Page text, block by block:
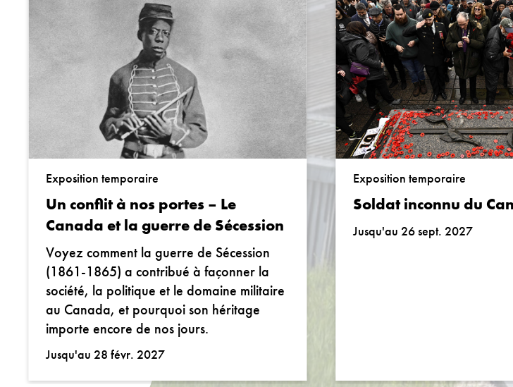
Exposition temporaire
Un conflit à nos portes – Le
Canada et la guerre de Sécession
Voyez comment la guerre de Sécession
(1861-1865) a contribué à façonner la
société, la politique et le domaine militaire
au Canada, et pourquoi son héritage
importe encore de nos jours.
Jusqu'au 28 févr. 2027
Exposition temporaire
Soldat inconnu du
Jusqu'au 26 sept. 2027